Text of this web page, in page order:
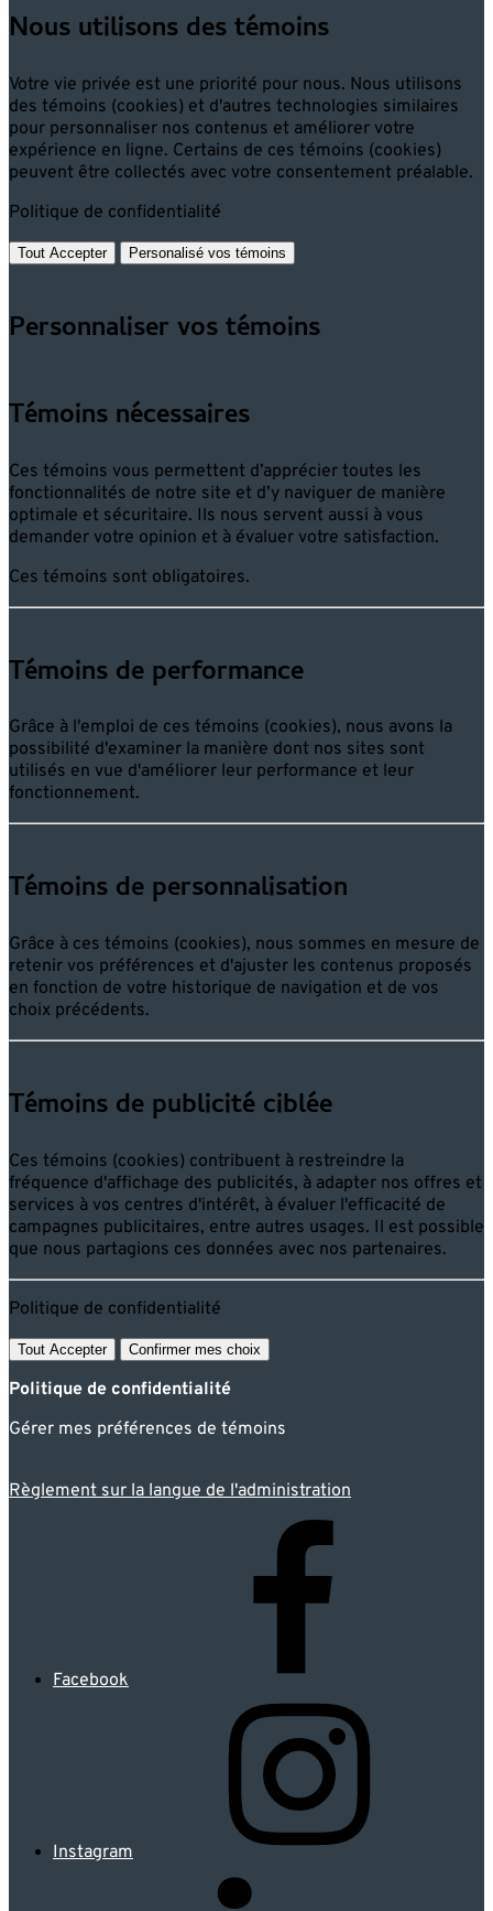
Nous utilisons des témoins
Votre vie privée est une priorité pour nous. Nous utilisons
des témoins (cookies) et d'autres technologies similaires
pour personnaliser nos contenus et améliorer votre
expérience en ligne. Certains de ces témoins (cookies)
peuvent être collectés avec votre consentement préalable.
Politique de confidentialité
Tout Accepter Personalisé vos témoins
Personnaliser vos témoins
Témoins nécessaires
Ces témoins vous permettent d’apprécier toutes les
fonctionnalités de notre site et d’y naviguer de manière
optimale et sécuritaire. Ils nous servent aussi à vous
demander votre opinion et à évaluer votre satisfaction.
Ces témoins sont obligatoires.
Témoins de performance
Grâce à l'emploi de ces témoins (cookies), nous avons la
possibilité d'examiner la manière dont nos sites sont
utilisés en vue d'améliorer leur performance et leur
fonctionnement.
Témoins de personnalisation
Grâce à ces témoins (cookies), nous sommes en mesure de
retenir vos préférences et d'ajuster les contenus proposés
en fonction de votre historique de navigation et de vos
choix précédents.
Témoins de publicité ciblée
Ces témoins (cookies) contribuent à restreindre la
fréquence d'affichage des publicités, à adapter nos offres et
services à vos centres d'intérêt, à évaluer l'efficacité de
campagnes publicitaires, entre autres usages. Il est possible
que nous partagions ces données avec nos partenaires.
Politique de confidentialité
Tout Accepter Confirmer mes choix
Politique de confidentialité
Gérer mes préférences de témoins
Règlement sur la langue de l'administration
Facebook
Instagram